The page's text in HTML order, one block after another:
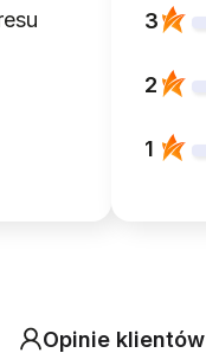
3
2
1
Opinie klientów